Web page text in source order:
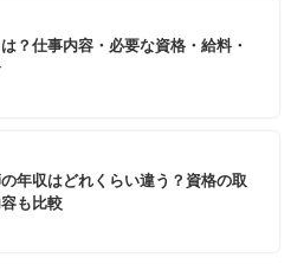
？仕事内容・必要な資格・給料・
年収はどれくらい違う？資格の取
も比較